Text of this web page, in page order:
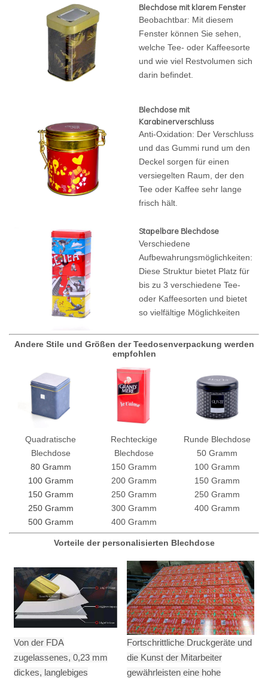
Blechdose mit klarem Fenster
Beobachtbar: Mit diesem
Fenster können Sie sehen,
welche Tee- oder Kaffeesorte
und wie viel Restvolumen sich
darin befindet.
Blechdose mit
Karabinerverschluss
Anti-Oxidation: Der Verschluss
und das Gummi rund um den
Deckel sorgen für einen
versiegelten Raum, der den
Tee oder Kaffee sehr lange
frisch hält.
Stapelbare Blechdose
Verschiedene
Aufbewahrungsmöglichkeiten:
Diese Struktur bietet Platz für
bis zu 3 verschiedene Tee-
oder Kaffeesorten und bietet
so vielfältige Möglichkeiten
Andere Stile und Größen der Teedosenverpackung werden
empfohlen
Quadratische
Blechdose
80 Gramm
100 Gramm
150 Gramm
250 Gramm
500 Gramm
Rechteckige
Blechdose
150 Gramm
200 Gramm
250 Gramm
300 Gramm
400 Gramm
Runde Blechdose
50 Gramm
100 Gramm
150 Gramm
250 Gramm
400 Gramm
Vorteile der personalisierten Blechdose
Von der FDA
zugelassenes, 0,23 mm
dickes, langlebiges
Fortschrittliche Druckgeräte und
die Kunst der Mitarbeiter
gewährleisten eine hohe